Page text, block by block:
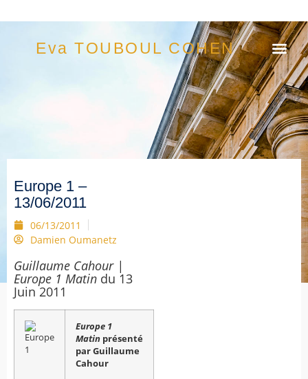
Eva TOUBOUL COHEN
Europe 1 –
13/06/2011
06/13/2011
Damien Oumanetz
Guillaume Cahour |
Europe 1 Matin du 13
Juin 2011
Europe 1
Matin présenté
par Guillaume
Cahour